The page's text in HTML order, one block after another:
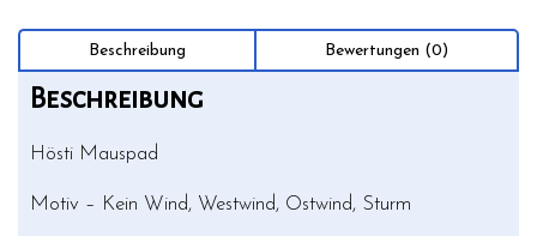
Beschreibung Bewertungen (0)
Beschreibung
Hösti Mauspad
Motiv – Kein Wind, Westwind, Ostwind, Sturm